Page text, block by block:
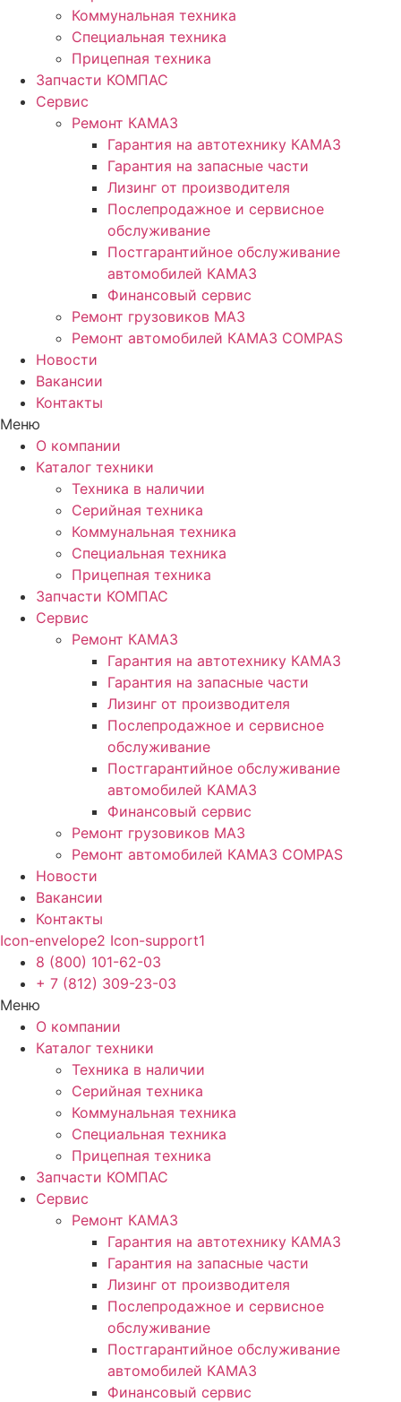
Коммунальная техника
Специальная техника
Прицепная техника
Запчасти КОМПАС
Сервис
Ремонт КАМАЗ
Гарантия на автотехнику КАМАЗ
Гарантия на запасные части
Лизинг от производителя
Послепродажное и сервисное
обслуживание
Постгарантийное обслуживание
автомобилей КАМАЗ
Финансовый сервис
Ремонт грузовиков МАЗ
Ремонт автомобилей КАМАЗ COMPAS
Новости
Вакансии
Контакты
Меню
О компании
Каталог техники
Техника в наличии
Серийная техника
Коммунальная техника
Специальная техника
Прицепная техника
Запчасти КОМПАС
Сервис
Ремонт КАМАЗ
Гарантия на автотехнику КАМАЗ
Гарантия на запасные части
Лизинг от производителя
Послепродажное и сервисное
обслуживание
Постгарантийное обслуживание
автомобилей КАМАЗ
Финансовый сервис
Ремонт грузовиков МАЗ
Ремонт автомобилей КАМАЗ COMPAS
Новости
Вакансии
Контакты
Icon-envelope2 Icon-support1
8 (800) 101-62-03
+ 7 (812) 309-23-03
Меню
О компании
Каталог техники
Техника в наличии
Серийная техника
Коммунальная техника
Специальная техника
Прицепная техника
Запчасти КОМПАС
Сервис
Ремонт КАМАЗ
Гарантия на автотехнику КАМАЗ
Гарантия на запасные части
Лизинг от производителя
Послепродажное и сервисное
обслуживание
Постгарантийное обслуживание
автомобилей КАМАЗ
Финансовый сервис